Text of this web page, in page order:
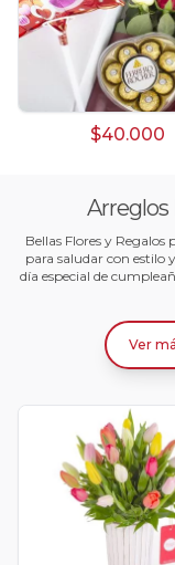
$40.000
Arreglos
Bellas Flores y
para saludar con estilo
día especial de
Ver